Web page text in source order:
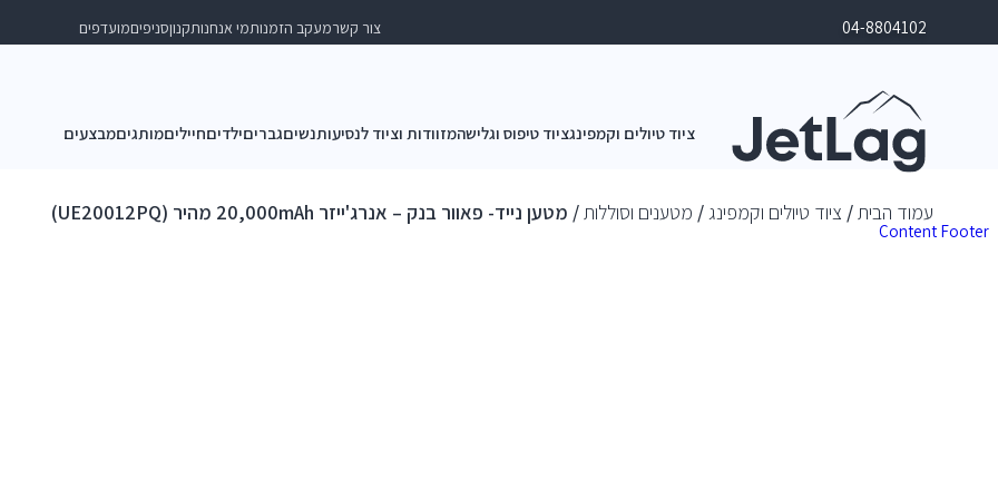
Content Footer
04-8804102 צור קשרמעקב הזמנותמי אנחנותקנוןסניפיםמועדפים
ציוד טיולים וקמפינגציוד טיפוס וגלישהמזוודות וציוד לנסיעותנשיםגבריםילדיםחייליםמותגיםמבצעים
עמוד הבית/ ציוד טיולים וקמפינג/ מטענים וסוללות/ מטען נייד- פאוור בנק – אנרג'ייזר 20,000mAh מהיר (UE20012PQ)